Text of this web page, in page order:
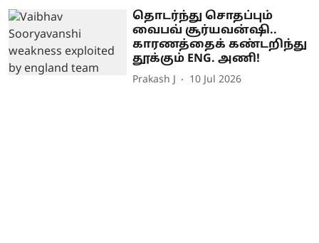
தொடர்ந்து சொதப்பும்
வைபவ் சூர்யவன்ஷி..
காரணத்தைக் கண்டறிந்து
தூக்கும் ENG. அணி!
Prakash J 10 Jul 2026